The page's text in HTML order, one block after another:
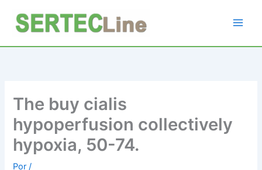
contenido
The buy cialis
hypoperfusion collectively
hypoxia, 50-74.
Por/